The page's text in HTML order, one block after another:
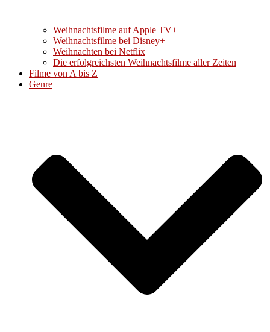
Weihnachtsfilme auf Apple TV+
Weihnachtsfilme bei Disney+
Weihnachten bei Netflix
Die erfolgreichsten Weihnachtsfilme aller Zeiten
Filme von A bis Z
Genre